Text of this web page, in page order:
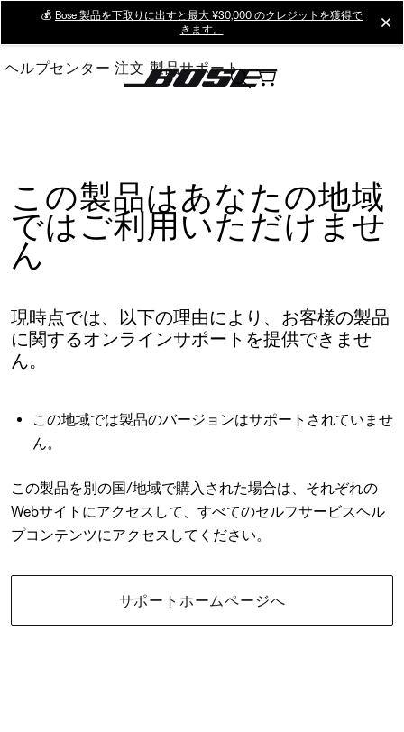
Main
💰 Bose 製品を下取りに出すと最大 ¥30,000 のクレジットを獲得で
きます。
ヘルプセンター 注文 製品サポート
この製品はあなたの地域
ではご利用いただけませ
ん
現時点では、以下の理由により、お客様の製品
に関するオンラインサポートを提供できませ
ん。
この地域では製品のバージョンはサポートされていませ
ん。
この製品を別の国/地域で購入された場合は、それぞれの
Webサイトにアクセスして、すべてのセルフサービスヘル
プコンテンツにアクセスしてください。
サポートホームページへ